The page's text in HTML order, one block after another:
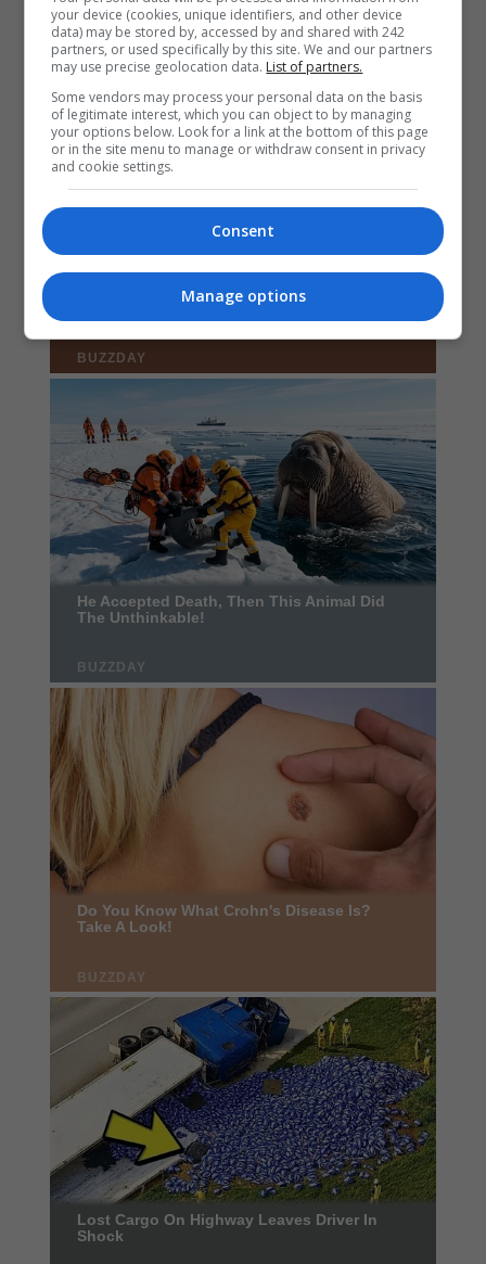
your device (cookies, unique identifiers, and other device
data) may be stored by, accessed by and shared with 242
partners, or used specifically by this site. We and our partners
may use precise geolocation data. List of partners.
Some vendors may process your personal data on the basis
of legitimate interest, which you can object to by managing
your options below. Look for a link at the bottom of this page
or in the site menu to manage or withdraw consent in privacy
and cookie settings.
Consent
Manage options